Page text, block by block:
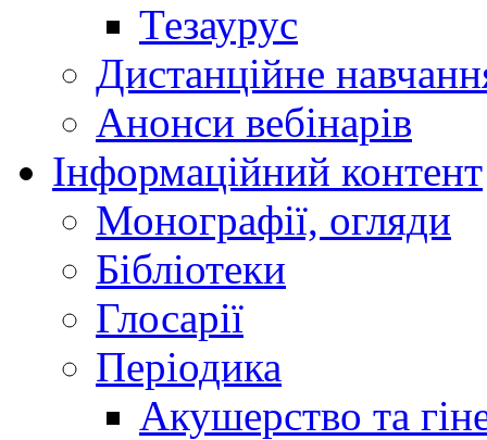
Тезаурус
Дистанційне
Анонси вебінарів
Інформаційний контент
Монографії, огляди
Бібліотеки
Глосарії
Періодика
Акушерство та